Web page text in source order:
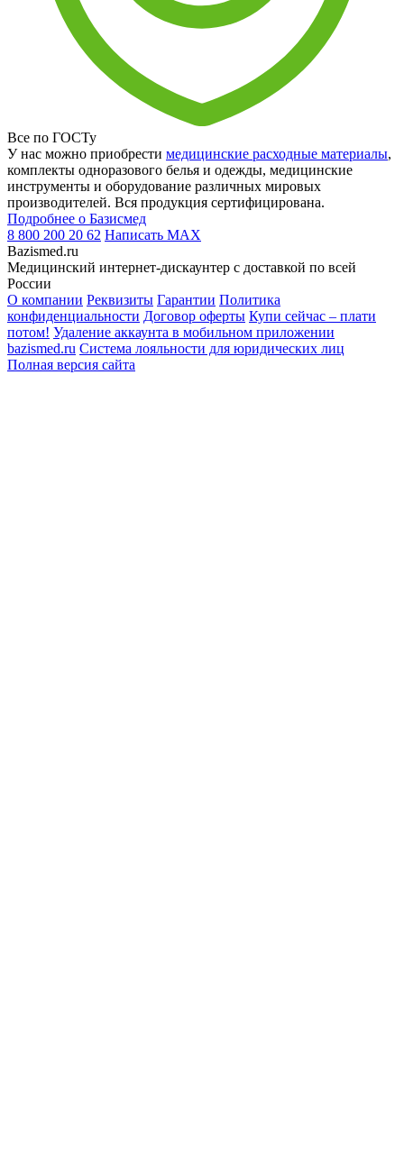
Все по ГОСТу
У нас можно приобрести медицинские расходные материалы,
комплекты одноразового белья и одежды, медицинские
инструменты и оборудование различных мировых
производителей. Вся продукция сертифицирована.
Подробнее о Базисмед
8 800 200 20 62 Написать MAX
Bazismed.ru
Медицинский интернет-дискаунтер с доставкой по всей
России
О компании Реквизиты Гарантии Политика
конфиденциальности Договор оферты Купи сейчас – плати
потом! Удаление аккаунта в мобильном приложении
bazismed.ru Система лояльности для юридических лиц
Полная версия сайта